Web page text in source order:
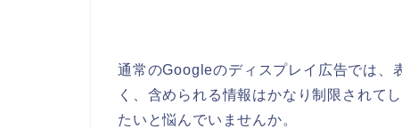
通常のGoogleのディスプレイ広告では、
く、含められる情報はかなり制限されて
たいと悩んでいませんか。